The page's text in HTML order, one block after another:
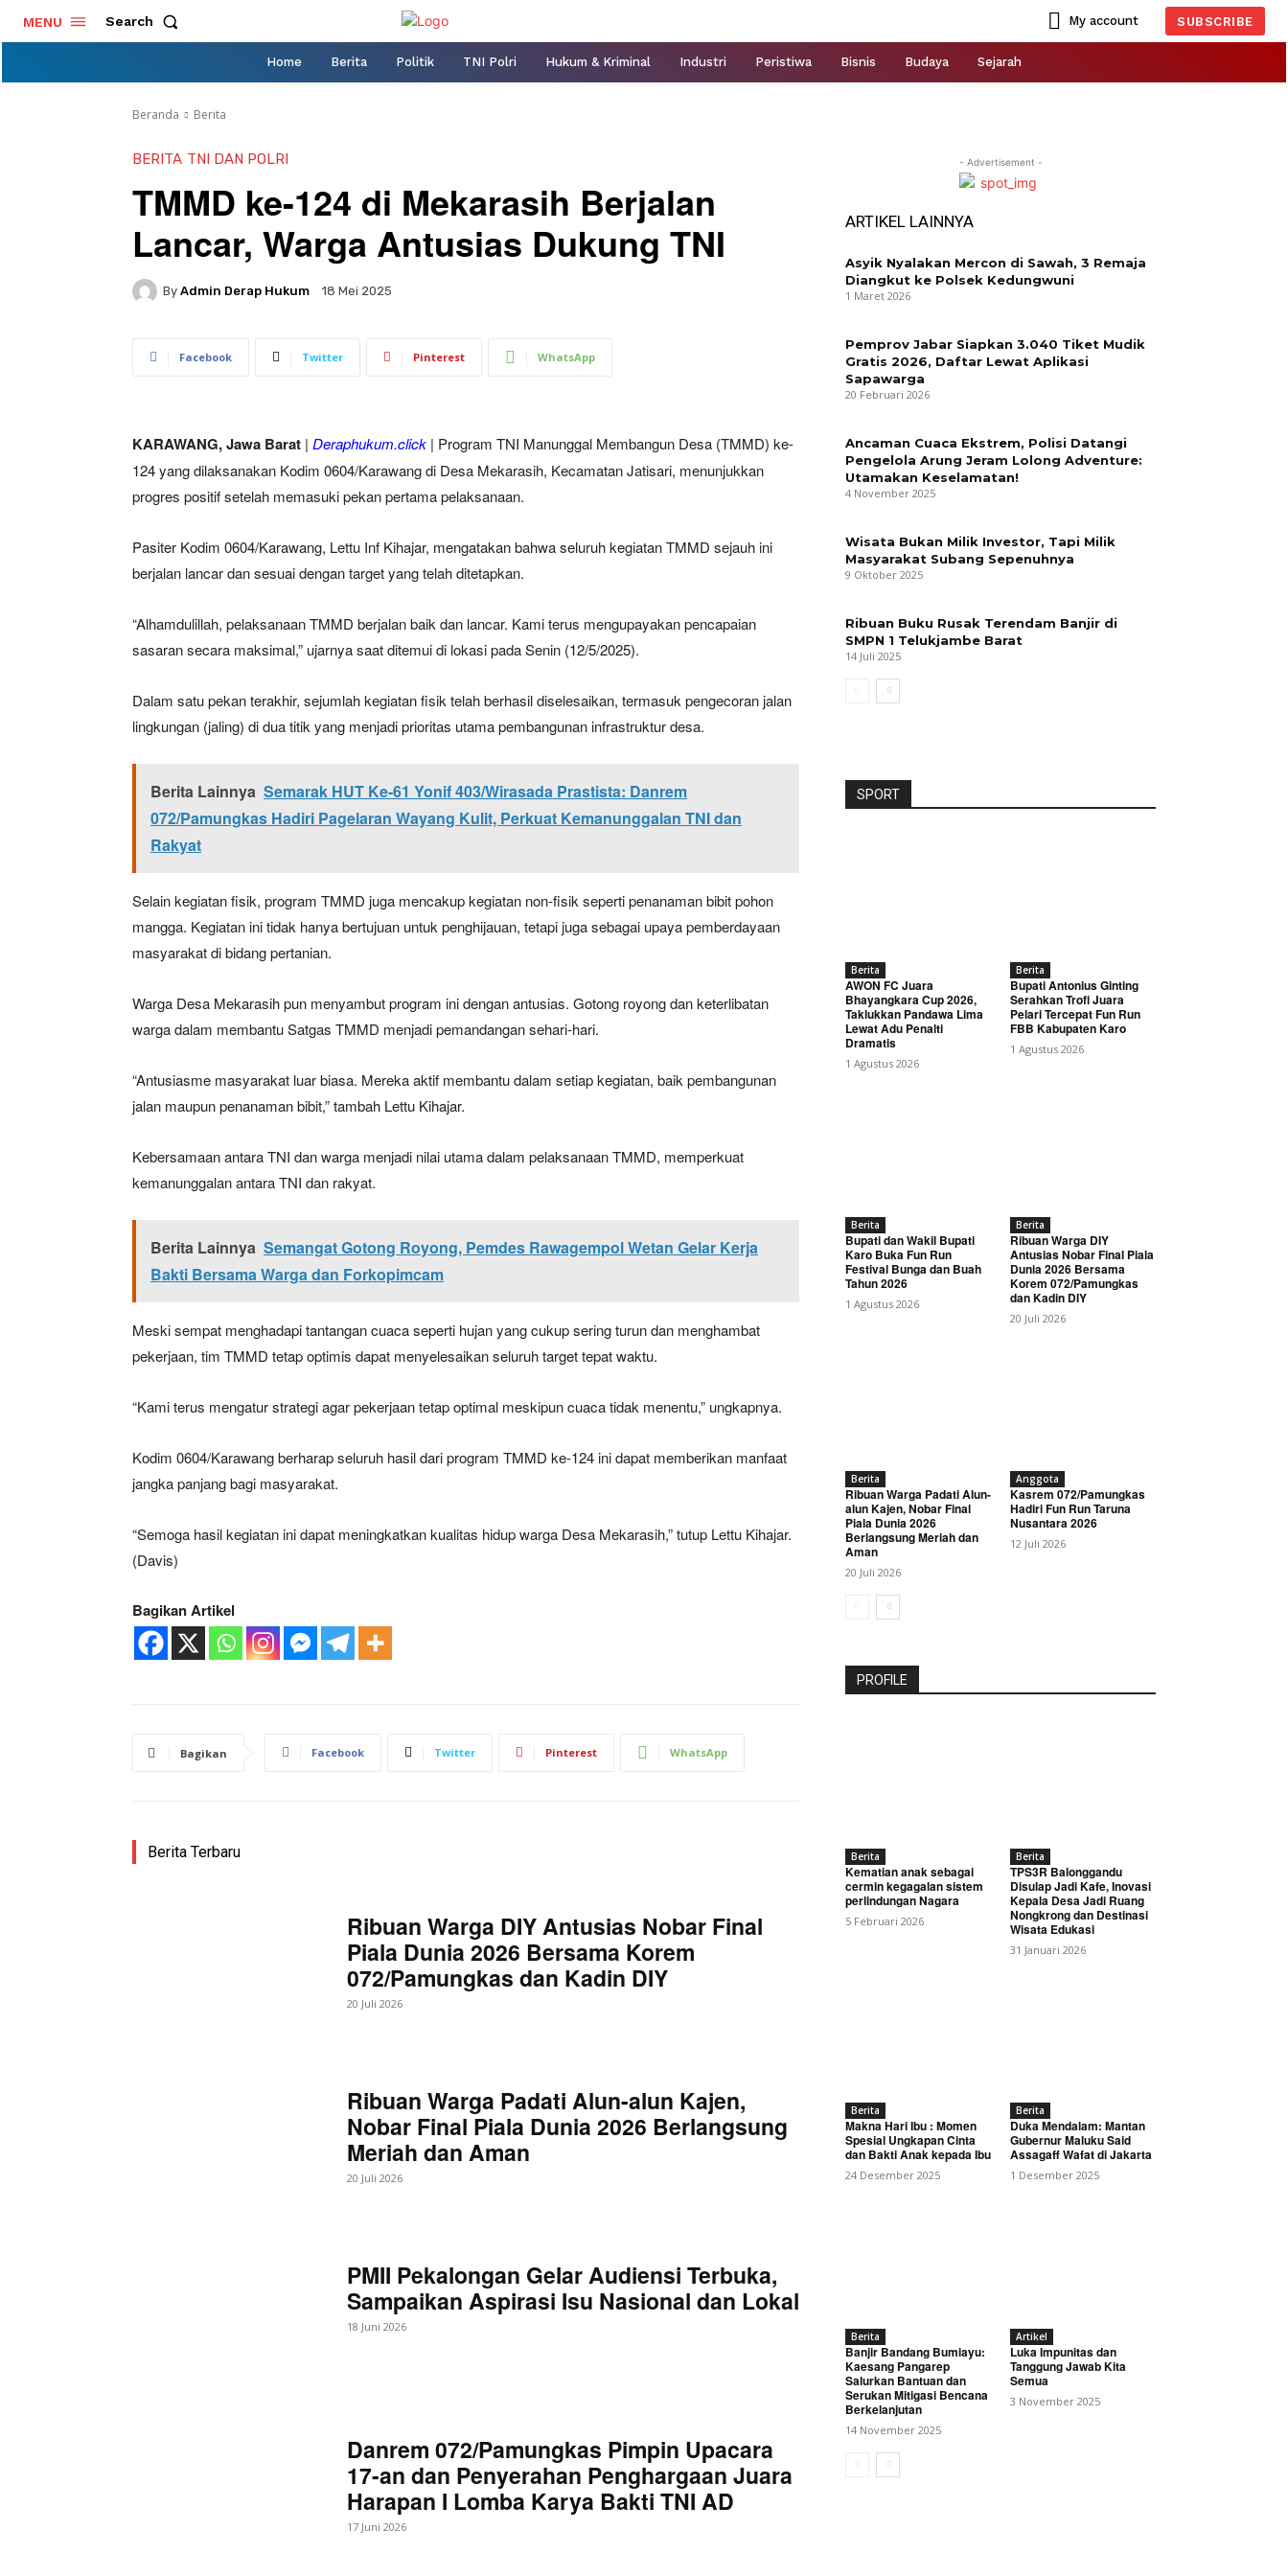
News Week
Magazine PRO
Subscription Plans
Terungkap! Balon Udara Berpetasan Jadi Penyebab Ledakan di Atap Rumah Warga
MENU Search My account SUBSCRIBE
Home Berita Politik TNI Polri Hukum & Kriminal Industri Peristiwa Bisnis Budaya Sejarah
Beranda Berita
BERITA TNI DAN POLRI
TMMD ke-124 di Mekarasih Berjalan
Lancar, Warga Antusias Dukung TNI
By Admin Derap Hukum 18 Mei 2025
Facebook Twitter Pinterest WhatsApp
KARAWANG, Jawa Barat | Deraphukum.click | Program TNI Manunggal Membangun Desa (TMMD) ke-
124 yang dilaksanakan Kodim 0604/Karawang di Desa Mekarasih, Kecamatan Jatisari, menunjukkan
progres positif setelah memasuki pekan pertama pelaksanaan.
Pasiter Kodim 0604/Karawang, Lettu Inf Kihajar, mengatakan bahwa seluruh kegiatan TMMD sejauh ini
berjalan lancar dan sesuai dengan target yang telah ditetapkan.
“Alhamdulillah, pelaksanaan TMMD berjalan baik dan lancar. Kami terus mengupayakan pencapaian
sasaran secara maksimal,” ujarnya saat ditemui di lokasi pada Senin (12/5/2025).
Dalam satu pekan terakhir, sejumlah kegiatan fisik telah berhasil diselesaikan, termasuk pengecoran jalan
lingkungan (jaling) di dua titik yang menjadi prioritas utama pembangunan infrastruktur desa.
Berita Lainnya Semarak HUT Ke-61 Yonif 403/Wirasada Prastista: Danrem
072/Pamungkas Hadiri Pagelaran Wayang Kulit, Perkuat Kemanunggalan TNI dan
Rakyat
Selain kegiatan fisik, program TMMD juga mencakup kegiatan non-fisik seperti penanaman bibit pohon
mangga. Kegiatan ini tidak hanya bertujuan untuk penghijauan, tetapi juga sebagai upaya pemberdayaan
masyarakat di bidang pertanian.
Warga Desa Mekarasih pun menyambut program ini dengan antusias. Gotong royong dan keterlibatan
warga dalam membantu Satgas TMMD menjadi pemandangan sehari-hari.
“Antusiasme masyarakat luar biasa. Mereka aktif membantu dalam setiap kegiatan, baik pembangunan
jalan maupun penanaman bibit,” tambah Lettu Kihajar.
Kebersamaan antara TNI dan warga menjadi nilai utama dalam pelaksanaan TMMD, memperkuat
kemanunggalan antara TNI dan rakyat.
Berita Lainnya Semangat Gotong Royong, Pemdes Rawagempol Wetan Gelar Kerja
Bakti Bersama Warga dan Forkopimcam
Meski sempat menghadapi tantangan cuaca seperti hujan yang cukup sering turun dan menghambat
pekerjaan, tim TMMD tetap optimis dapat menyelesaikan seluruh target tepat waktu.
“Kami terus mengatur strategi agar pekerjaan tetap optimal meskipun cuaca tidak menentu,” ungkapnya.
Kodim 0604/Karawang berharap seluruh hasil dari program TMMD ke-124 ini dapat memberikan manfaat
jangka panjang bagi masyarakat.
“Semoga hasil kegiatan ini dapat meningkatkan kualitas hidup warga Desa Mekarasih,” tutup Lettu Kihajar.
(Davis)
Bagikan Artikel
Bagikan Facebook Twitter Pinterest WhatsApp
Berita Terbaru
Ribuan Warga DIY Antusias Nobar Final
Piala Dunia 2026 Bersama Korem
072/Pamungkas dan Kadin DIY
20 Juli 2026
Ribuan Warga Padati Alun-alun Kajen,
Nobar Final Piala Dunia 2026 Berlangsung
Meriah dan Aman
20 Juli 2026
PMII Pekalongan Gelar Audiensi Terbuka,
Sampaikan Aspirasi Isu Nasional dan Lokal
18 Juni 2026
Danrem 072/Pamungkas Pimpin Upacara
17-an dan Penyerahan Penghargaan Juara
Harapan I Lomba Karya Bakti TNI AD
17 Juni 2026
- Advertisement -
ARTIKEL LAINNYA
Asyik Nyalakan Mercon di Sawah, 3 Remaja
Diangkut ke Polsek Kedungwuni
1 Maret 2026
Pemprov Jabar Siapkan 3.040 Tiket Mudik
Gratis 2026, Daftar Lewat Aplikasi
Sapawarga
20 Februari 2026
Ancaman Cuaca Ekstrem, Polisi Datangi
Pengelola Arung Jeram Lolong Adventure:
Utamakan Keselamatan!
4 November 2025
Wisata Bukan Milik Investor, Tapi Milik
Masyarakat Subang Sepenuhnya
9 Oktober 2025
Ribuan Buku Rusak Terendam Banjir di
SMPN 1 Telukjambe Barat
14 Juli 2025
SPORT
Berita
AWON FC Juara
Bhayangkara Cup 2026,
Taklukkan Pandawa Lima
Lewat Adu Penalti
Dramatis
1 Agustus 2026
Berita
Bupati Antonius Ginting
Serahkan Trofi Juara
Pelari Tercepat Fun Run
FBB Kabupaten Karo
1 Agustus 2026
Berita
Bupati dan Wakil Bupati
Karo Buka Fun Run
Festival Bunga dan Buah
Tahun 2026
1 Agustus 2026
Berita
Ribuan Warga DIY
Antusias Nobar Final Piala
Dunia 2026 Bersama
Korem 072/Pamungkas
dan Kadin DIY
20 Juli 2026
Berita
Ribuan Warga Padati Alun-
alun Kajen, Nobar Final
Piala Dunia 2026
Berlangsung Meriah dan
Aman
20 Juli 2026
Anggota
Kasrem 072/Pamungkas
Hadiri Fun Run Taruna
Nusantara 2026
12 Juli 2026
PROFILE
Berita
Kematian anak sebagai
cermin kegagalan sistem
perlindungan Nagara
5 Februari 2026
Berita
TPS3R Balonggandu
Disulap Jadi Kafe, Inovasi
Kepala Desa Jadi Ruang
Nongkrong dan Destinasi
Wisata Edukasi
31 Januari 2026
Berita
Makna Hari Ibu : Momen
Spesial Ungkapan Cinta
dan Bakti Anak kepada Ibu
24 Desember 2025
Berita
Duka Mendalam: Mantan
Gubernur Maluku Said
Assagaff Wafat di Jakarta
1 Desember 2025
Berita
Banjir Bandang Bumiayu:
Kaesang Pangarep
Salurkan Bantuan dan
Serukan Mitigasi Bencana
Berkelanjutan
14 November 2025
Artikel
Luka Impunitas dan
Tanggung Jawab Kita
Semua
3 November 2025